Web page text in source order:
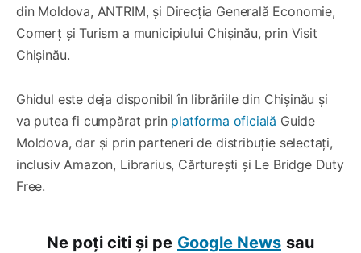
din Moldova, ANTRIM, și Direcția Generală Economie,
Comerț și Turism a municipiului Chișinău, prin Visit
Chișinău.
Ghidul este deja disponibil în librăriile din Chișinău și
va putea fi cumpărat prin platforma oficială Guide
Moldova, dar și prin parteneri de distribuție selectați,
inclusiv Amazon, Librarius, Cărturești și Le Bridge Duty
Free.
Ne poți citi și pe Google News sau